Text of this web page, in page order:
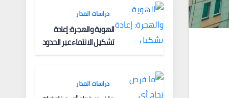
دراسات المدار
الهوية والهجرة: إعادة
تشكيل الانتماء عبر الحدود
دراسات المدار